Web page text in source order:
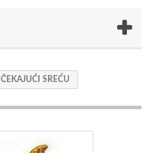
ČEKAJUĆI SREĆU